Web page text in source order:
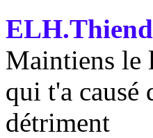
Maintiens le
qui t'a causé
détriment